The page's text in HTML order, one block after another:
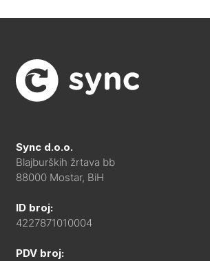
Sync d.o.o.
Blajburških žrtava bb
88000 Mostar, BiH
ID broj:
4227871010004
PDV broj: